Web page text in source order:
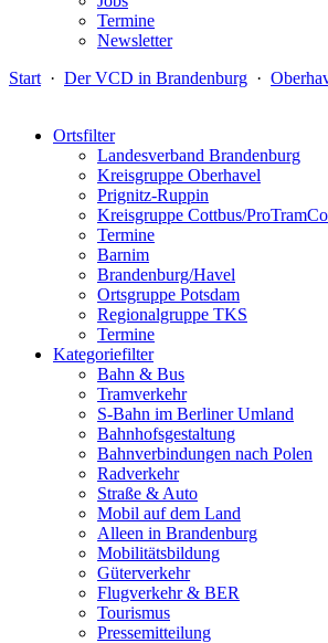
Termine
Newsletter
Start · Der VCD in Brandenburg ·
Ortsfilter
Landesverband Brandenburg
Kreisgruppe Oberhavel
Prignitz-Ruppin
Kreisgruppe Cottbus/
Termine
Barnim
Brandenburg/Havel
Ortsgruppe Potsdam
Regionalgruppe TKS
Termine
Kategoriefilter
Bahn & Bus
Tramverkehr
S-Bahn im Berliner Umland
Bahnhofsgestaltung
Bahnverbindungen nach Polen
Radverkehr
Straße & Auto
Mobil auf dem Land
Alleen in Brandenburg
Mobilitätsbildung
Güterverkehr
Flugverkehr & BER
Tourismus
Pressemitteilung